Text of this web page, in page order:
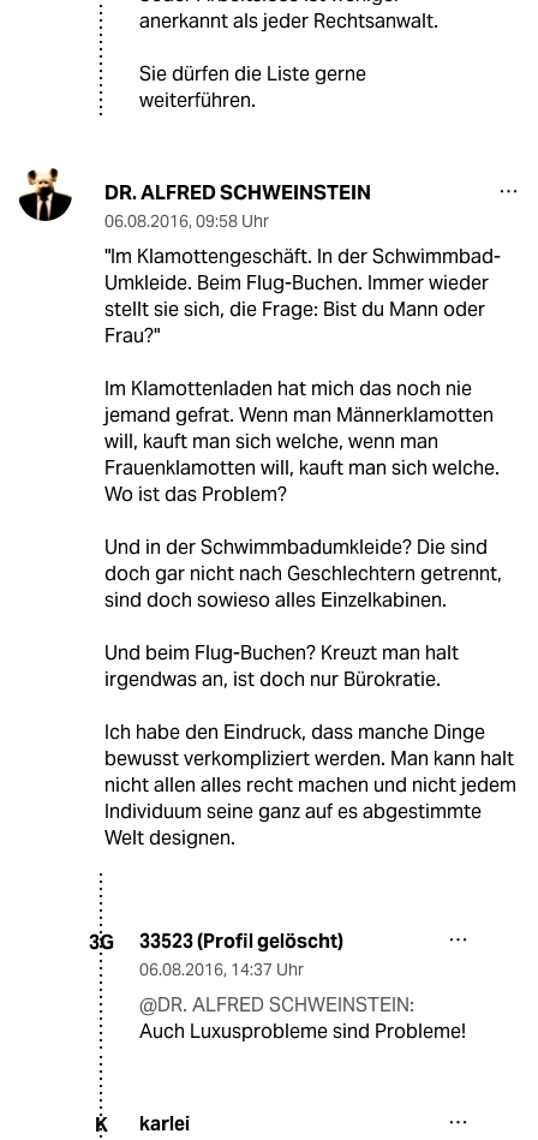
anerkannt als jeder Rechtsanwalt.
Sie dürfen die Liste gerne
weiterführen.
DR. ALFRED SCHWEINSTEIN
06.08.2016, 09:58 Uhr
"Im Klamottengeschäft. In der Schwimmbad-
Umkleide. Beim Flug-Buchen. Immer wieder
stellt sie sich, die Frage: Bist du Mann oder
Frau?"
Im Klamottenladen hat mich das noch nie
jemand gefrat. Wenn man Männerklamotten
will, kauft man sich welche, wenn man
Frauenklamotten will, kauft man sich welche.
Wo ist das Problem?
Und in der Schwimmbadumkleide? Die sind
doch gar nicht nach Geschlechtern getrennt,
sind doch sowieso alles Einzelkabinen.
Und beim Flug-Buchen? Kreuzt man halt
irgendwas an, ist doch nur Bürokratie.
Ich habe den Eindruck, dass manche Dinge
bewusst verkompliziert werden. Man kann halt
nicht allen alles recht machen und nicht jedem
Individuum seine ganz auf es abgestimmte
Welt designen.
3G 33523 (Profil gelöscht)
06.08.2016, 14:37 Uhr
@DR. ALFRED SCHWEINSTEIN:
Auch Luxusprobleme sind Probleme!
K karlei